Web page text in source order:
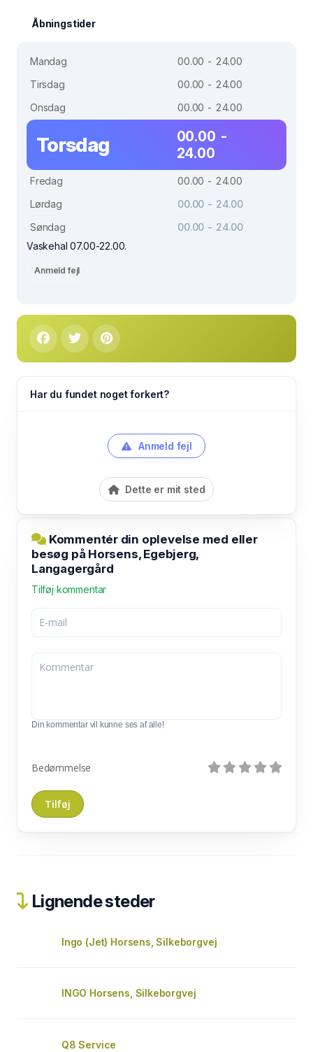
Åbningstider
Mandag
00.00 - 24.00
Tirsdag
00.00 - 24.00
Onsdag
00.00 - 24.00
Torsdag
00.00 -
24.00
Fredag
00.00 - 24.00
Lørdag
00.00 - 24.00
Søndag
00.00 - 24.00
Vaskehal 07.00-22.00.
Anmeld fejl
Har du fundet noget forkert?
Anmeld fejl
Dette er mit sted
Kommentér din oplevelse med eller
besøg på Horsens, Egebjerg,
Langagergård
Tilføj kommentar
Din kommentar vil kunne ses af alle!
Bedømmelse
Lignende steder
Ingo (Jet) Horsens, Silkeborgvej
INGO Horsens, Silkeborgvej
Q8 Service